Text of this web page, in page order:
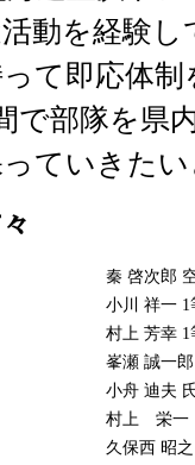
動を経験
て即応体
で部隊を県
ていきた
秦 啓次郎
小川 祥一 1
村上 芳幸 1
峯瀬 誠一
小舟 迪夫
村上 栄一
久保西 昭